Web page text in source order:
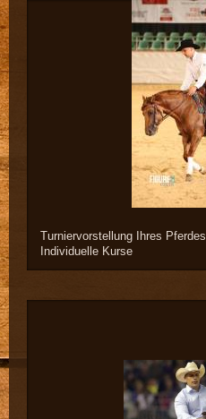
Turniervorstellung Ihres Pferdes
Individuelle Kurse